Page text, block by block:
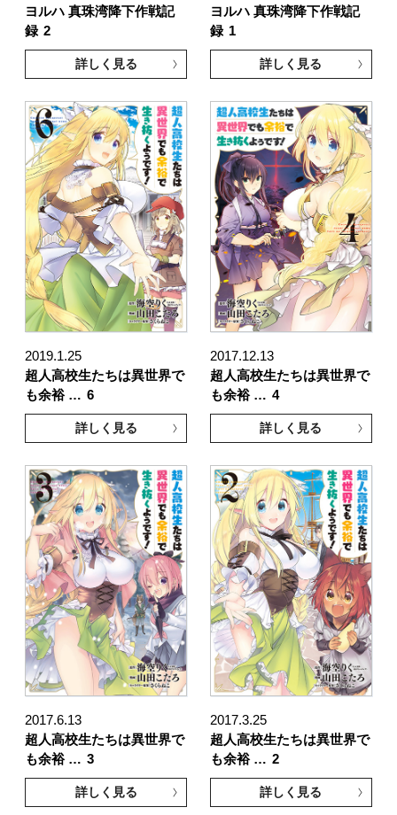
ヨルハ 真珠湾降下作戦記
録 2
詳しく見る
ヨルハ 真珠湾降下作戦記
録 1
詳しく見る
2019.1.25
超人高校生たちは異世界で
も余裕 … 6
詳しく見る
2017.12.13
超人高校生たちは異世界で
も余裕 … 4
詳しく見る
2017.6.13
超人高校生たちは異世界で
も余裕 … 3
詳しく見る
2017.3.25
超人高校生たちは異世界で
も余裕 … 2
詳しく見る